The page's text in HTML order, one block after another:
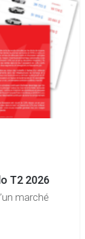
T2 2026
marché